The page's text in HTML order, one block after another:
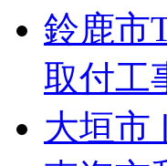
鈴鹿市
取付工
大垣市